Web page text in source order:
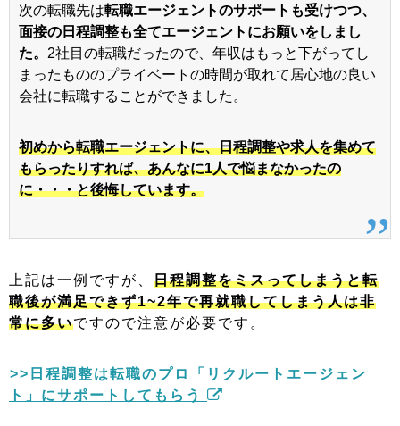
次の転職先は転職エージェントのサポートも受けつつ、
面接の日程調整も全てエージェントにお願いをしまし
た。 2社目の転職だったので、年収はもっと下がってし
まったもののプライベートの時間が取れて居心地の良い
会社に転職することができました。
初めから転職エージェントに、日程調整や求人を集めて
もらったりすれば、あんなに1人で悩まなかったの
に・・・と後悔しています。
上記は一例ですが、 日程調整をミスってしまうと転
職後が満足できず1~2年で再就職してしまう人は非
常に多いですので注意が必要です。
>>日程調整は転職のプロ「リクルートエージェン
ト」にサポートしてもらう